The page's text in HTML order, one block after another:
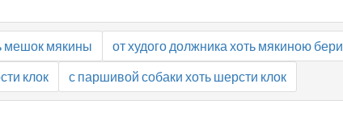
мешок мякины
от худого должника хоть мякиною бери
клок
с паршивой собаки хоть шерсти клок